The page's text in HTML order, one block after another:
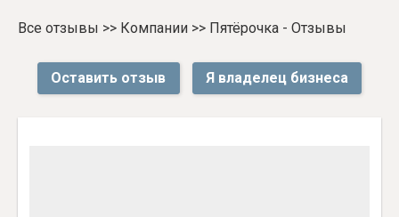
Все отзывы >> Компании >> Пятёрочка - Отзывы
Оставить отзыв Я владелец бизнеса